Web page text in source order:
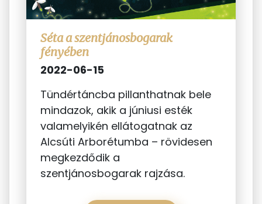
Séta a szentjánosbogarak
fényében
2022-06-15
Tündértáncba pillanthatnak bele
mindazok, akik a júniusi esték
valamelyikén ellátogatnak az
Alcsúti Arborétumba – rövidesen
megkezdődik a
szentjánosbogarak rajzása.